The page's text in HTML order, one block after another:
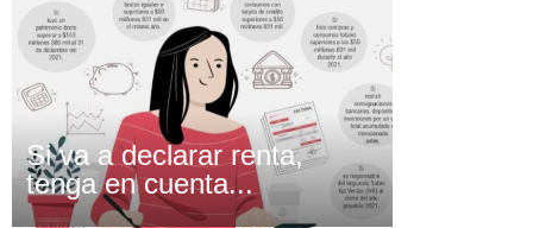
Si va a declarar renta,
tenga en cuenta...